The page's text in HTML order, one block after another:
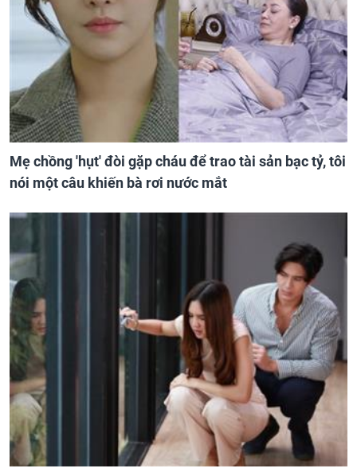
Mẹ chồng 'hụt' đòi gặp cháu để trao tài sản bạc tỷ, tôi
nói một câu khiến bà rơi nước mắt